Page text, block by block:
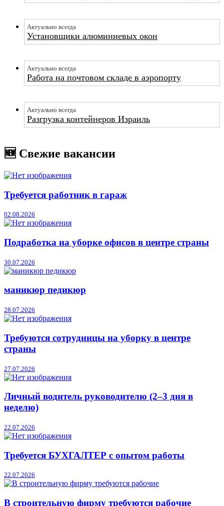
Актуально всегда
Установщики алюминиевых окон
Актуально всегда
Работа на почтовом складе в аэропорту
Актуально всегда
Разгрузка контейнеров Израиль
🆕 Свежие вакансии
Требуется работник в гараж
02.08.2026
Подработка на уборке офисов в центре страны
30.07.2026
маникюр педикюр
28.07.2026
Требуются сотрудницы на уборку в центре
страны
27.07.2026
Личный водитель руководителю (2–3 дня в
неделю)
22.07.2026
Требуется БУХГАЛТЕР с опытом работы
22.07.2026
В строительную фирму требуются рабочие